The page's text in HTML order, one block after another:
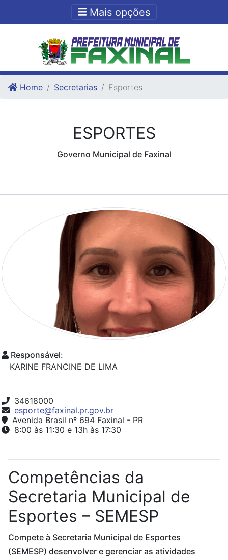
Ir para o fim do conteudo
Mais opções
Home Secretarias Esportes
ESPORTES
Governo Municipal de Faxinal
Responsável:
KARINE FRANCINE DE LIMA
34618000
esporte@faxinal.pr.gov.br
Avenida Brasil nº 694 Faxinal - PR
8:00 às 11:30 e 13h às 17:30
Competências da
Secretaria Municipal de
Esportes – SEMESP
Compete à Secretaria Municipal de Esportes
(SEMESP) desenvolver e gerenciar as atividades